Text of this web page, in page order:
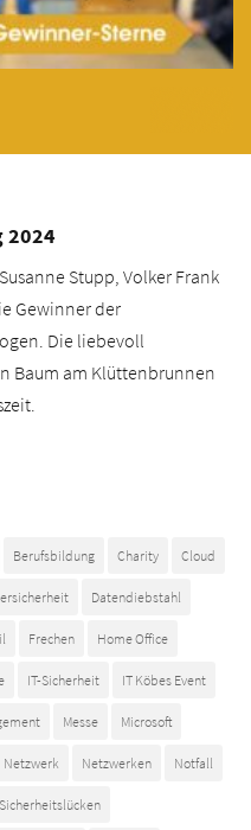
2024
Stupp, Volker Frank
Gewinner der
Die liebevoll
Baum am Klüttenbrunnen
Berufsbildung Charity Cloud
Datendiebstahl
Frechen Home Office
IT-Sicherheit IT Köbes Event
Messe Microsoft
Netzwerk Netzwerken Notfall
Sicherheitslücken